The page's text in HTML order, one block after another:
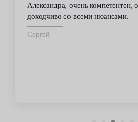
Александра, очень компетентен,
доходчиво со всеми нюансами.
Сергей